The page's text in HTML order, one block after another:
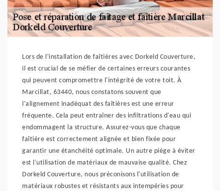
Lors de l'installation de faîtières avec Dorkeld Couverture,
il est crucial de se méfier de certaines erreurs courantes
qui peuvent compromettre l'intégrité de votre toit. À
Marcillat, 63440, nous constatons souvent que
l'alignement inadéquat des faîtières est une erreur
fréquente. Cela peut entraîner des infiltrations d'eau qui
endommagent la structure. Assurez-vous que chaque
faîtière est correctement alignée et bien fixée pour
garantir une étanchéité optimale. Un autre piège à éviter
est l'utilisation de matériaux de mauvaise qualité. Chez
Dorkeld Couverture, nous préconisons l'utilisation de
matériaux robustes et résistants aux intempéries pour